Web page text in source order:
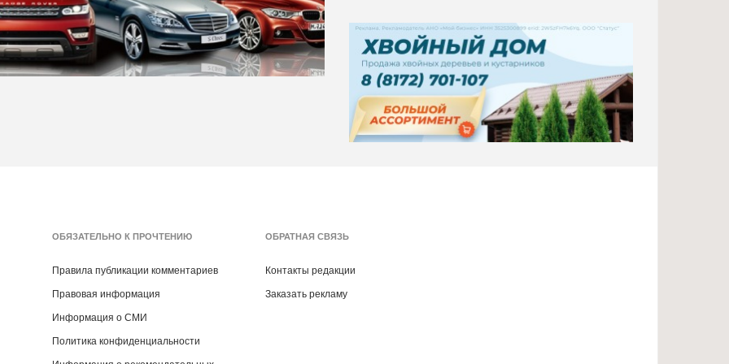
ОБЯЗАТЕЛЬНО К ПРОЧТЕНИЮ
Правила публикации комментариев
Правовая информация
Информация о СМИ
Политика конфиденциальности
ОБРАТНАЯ СВЯЗЬ
Контакты редакции
Заказать рекламу